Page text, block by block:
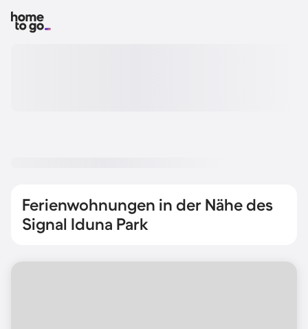
Ferienwohnungen in der Nähe des
Signal Iduna Park